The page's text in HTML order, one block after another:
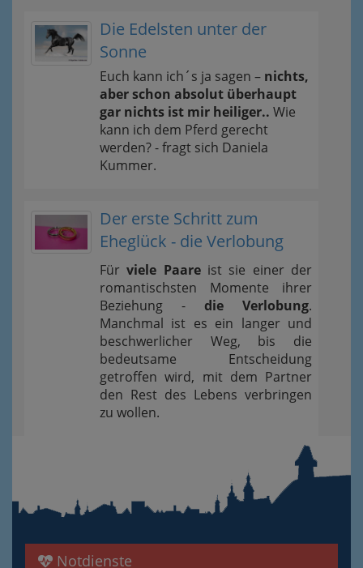
Die Edelsten unter der
Sonne
Euch kann ich´s ja sagen – nichts,
aber schon absolut überhaupt
gar nichts ist mir heiliger.. Wie
kann ich dem Pferd gerecht
werden? - fragt sich Daniela
Kummer.
Der erste Schritt zum
Eheglück - die Verlobung
Fürviele Paareist sie einer der
romantischsten Momente ihrer
Beziehung - die Verlobung.
Manchmal ist es ein langer und
beschwerlicher Weg, bis die
bedeutsame Entscheidung
getroffen wird, mit dem Partner
den Rest des Lebens verbringen
zu wollen.
Notdienste